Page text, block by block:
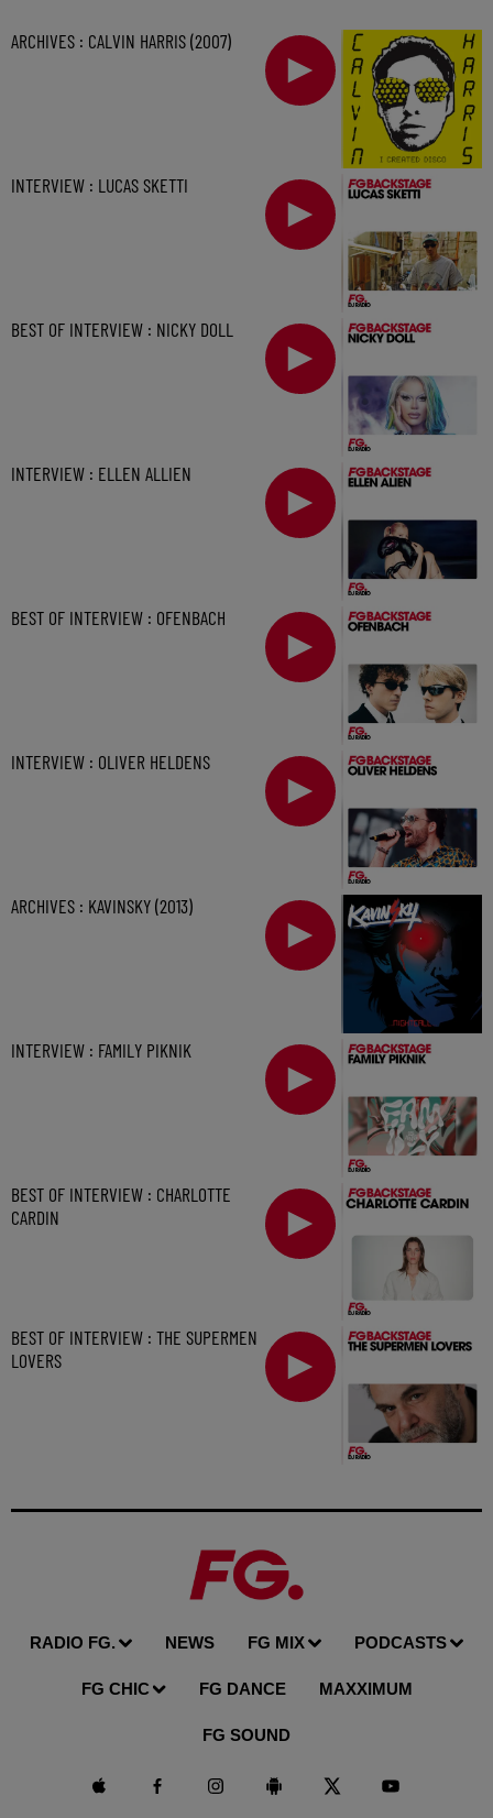
ARCHIVES : CALVIN HARRIS (2007)
INTERVIEW : LUCAS SKETTI
BEST OF INTERVIEW : NICKY DOLL
INTERVIEW : ELLEN ALLIEN
BEST OF INTERVIEW : OFENBACH
INTERVIEW : OLIVER HELDENS
ARCHIVES : KAVINSKY (2013)
INTERVIEW : FAMILY PIKNIK
BEST OF INTERVIEW : CHARLOTTE
CARDIN
BEST OF INTERVIEW : THE SUPERMEN
LOVERS
RADIO FG. NEWS FG MIX PODCASTS
FG CHIC FG DANCE MAXXIMUM
FG SOUND